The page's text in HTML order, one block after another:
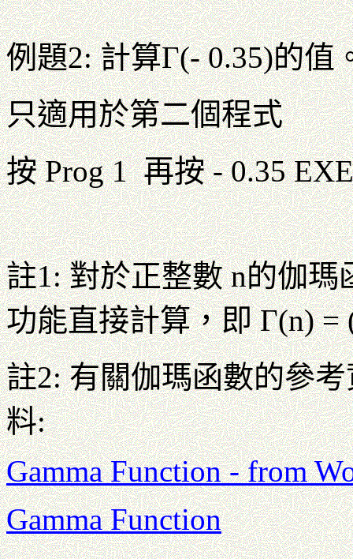
例題2: 計算Γ(- 0.35)的值
只適用於第二個程式
按 Prog 1 再按 - 0.35
註1: 對於正整數 n的伽
功能直接計算，即 Γ(n) =
註2: 有關伽瑪函數的參
料:
Gamma Function - from
Gamma Function